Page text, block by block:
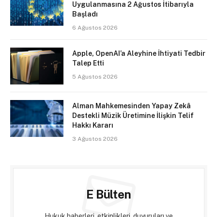
Uygulanmasına 2 Ağustos İtibarıyla
Başladı
6 Ağustos 2026
Apple, OpenAI’a Aleyhine İhtiyati Tedbir
Talep Etti
5 Ağustos 2026
Alman Mahkemesinden Yapay Zekâ
Destekli Müzik Üretimine İlişkin Telif
Hakkı Kararı
3 Ağustos 2026
E Bülten